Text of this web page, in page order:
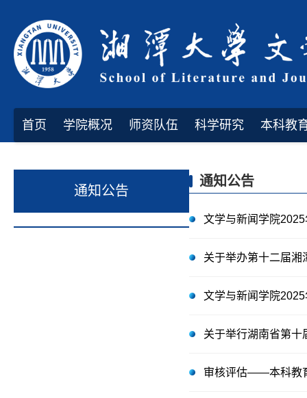
首页 学院概况 师资队伍 科学研究 本科教
通知公告
通知公告
文学与新闻学院
关于举办第十二届湘
文学与新闻学院
关于举行湖南省第十
审核评估——本科教